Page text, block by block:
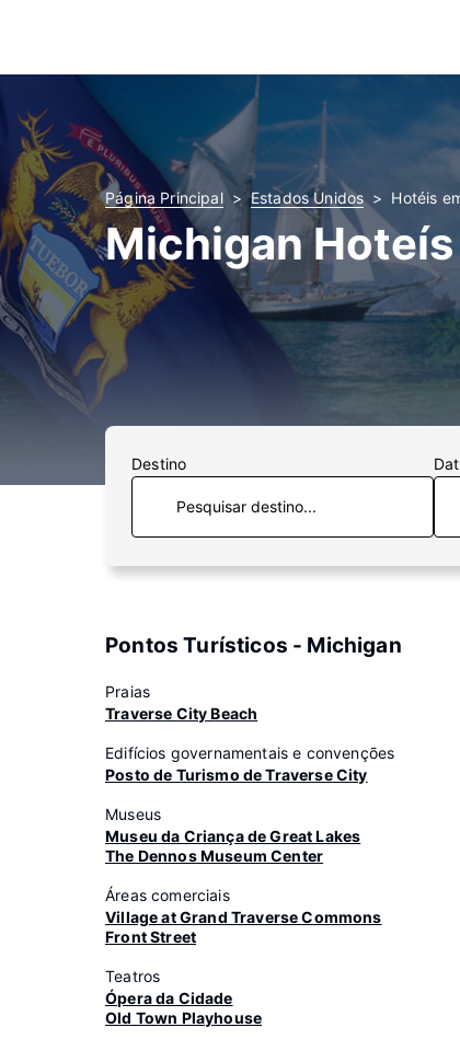
Página Principal Estados Unidos Hotéis
Michigan Hoteís
Destino
Pontos Turísticos - Michigan
Praias
Traverse City Beach
Edifícios governamentais e convenções
Posto de Turismo de Traverse City
Museus
Museu da Criança de Great Lakes
The Dennos Museum Center
Áreas comerciais
Village at Grand Traverse Commons
Front Street
Teatros
Ópera da Cidade
Old Town Playhouse